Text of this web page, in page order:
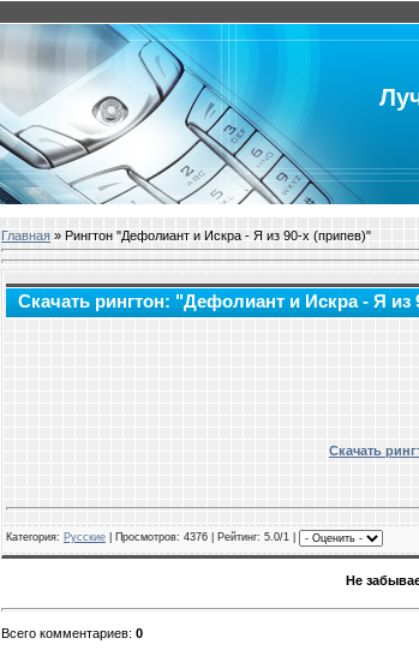
Главная » Рингтон "Дефолиант и Искра - Я из 90-х (припев)"
Скачать рингтон: "Дефолиант и Искра - Я из
Скачать
Категория: Русские Просмотров: 4376 | Рейтинг: 5.0/1 |
Не
Всего комментариев: 0